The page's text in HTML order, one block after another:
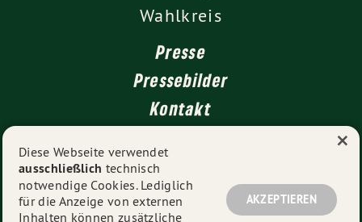
Wahlkreis
Presse
Pressebilder
Kontakt
Impressum
Datenschutz
Diese Webseite verwendet
ausschließlich technisch
notwendige Cookies. Lediglich
für die Anzeige von externen
Inhalten können zusätzliche
AKZEPTIEREN
×